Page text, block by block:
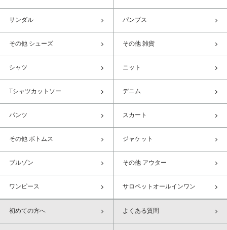
サンダル パンプス
その他 シューズ その他 雑貨
シャツ ニット
Tシャツカットソー デニム
パンツ スカート
その他 ボトムス ジャケット
ブルゾン その他 アウター
ワンピース サロペットオールインワン
初めての方へ よくある質問